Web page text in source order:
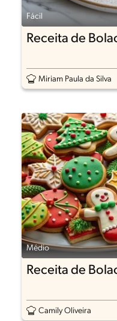
Fácil
Receita de
Miriam Paula da Silva
Médio
Receita de
Camily Oliveira